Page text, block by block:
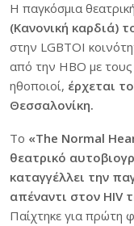
Η παγκόσμια
(Κανονική καρδιά)
στην LGBTOI
από την ΗΒΟ με
ηθοποιοί, έρχεται
Θεσσαλονίκη.
Το «The Normal
θεατρικό
καταγγέλλει την
απέναντι στον HIV
Παίχτηκε για πρώτη